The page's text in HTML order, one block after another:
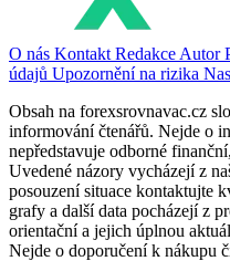
O nás Kontakt Redakce Autor
údajů Upozornění na rizika
Obsah na forexsrovnavac.cz
informování čtenářů. Nejde o
nepředstavuje odborné
Uvedené názory vycházejí z
posouzení situace kontaktujte
grafy a další data pocházejí z
orientační a jejich úplnou
Nejde o doporučení k nákupu